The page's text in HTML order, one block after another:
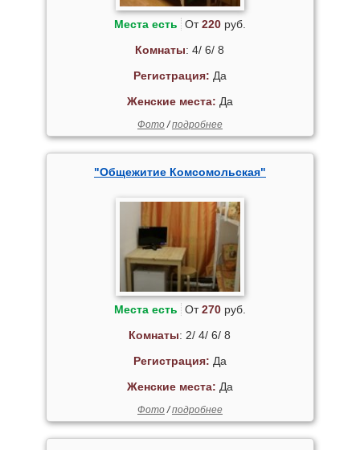
Места есть От220руб.
Комнаты: 4/ 6/ 8
Регистрация: Да
Женские места: Да
Фото/подробнее
"Общежитие Комсомольская"
Места есть От270руб.
Комнаты: 2/ 4/ 6/ 8
Регистрация: Да
Женские места: Да
Фото/подробнее